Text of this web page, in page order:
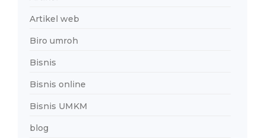
Artikel web
Biro umroh
Bisnis
Bisnis online
Bisnis UMKM
blog